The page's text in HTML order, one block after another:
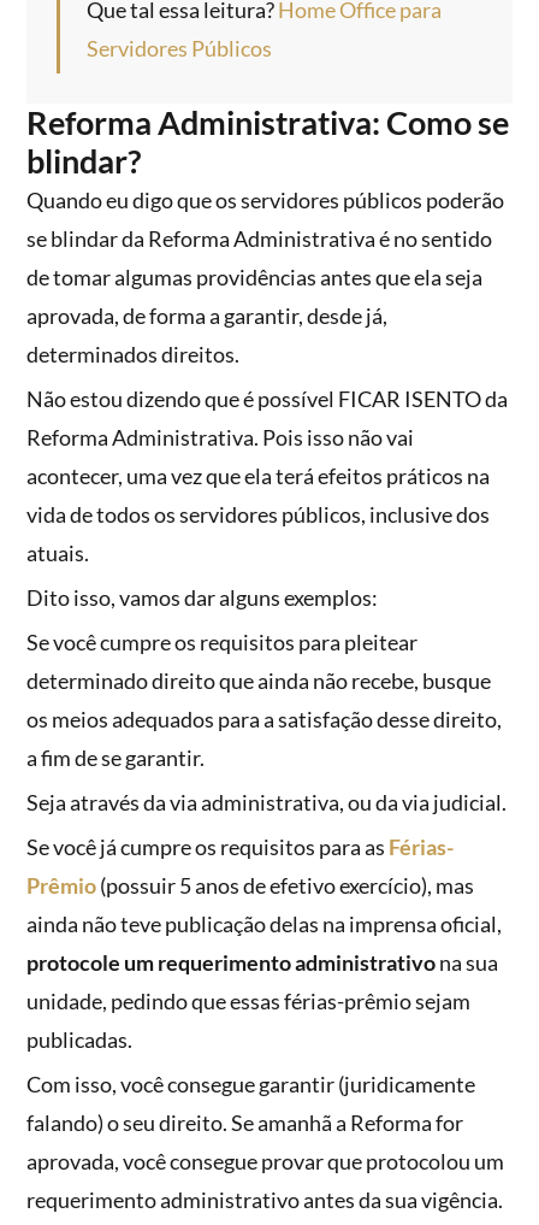
Que tal essa leitura?Home Office para
Servidores Públicos
Reforma Administrativa: Como se
blindar?
Quando eu digo que os servidores públicos poderão
se blindar da Reforma Administrativa é no sentido
de tomar algumas providências antes que ela seja
aprovada, de forma a garantir, desde já,
determinados direitos.
Não estou dizendo que é possível FICAR ISENTO da
Reforma Administrativa. Pois isso não vai
acontecer, uma vez que ela terá efeitos práticos na
vida de todos os servidores públicos, inclusive dos
atuais.
Dito isso, vamos dar alguns exemplos:
Se você cumpre os requisitos para pleitear
determinado direito que ainda não recebe, busque
os meios adequados para a satisfação desse direito,
a fim de se garantir.
Seja através da via administrativa, ou da via judicial.
Se você já cumpre os requisitos para as Férias-
Prêmio(possuir 5 anos de efetivo exercício), mas
ainda não teve publicação delas na imprensa oficial,
protocole um requerimento administrativona sua
unidade, pedindo que essas férias-prêmio sejam
publicadas.
Com isso, você consegue garantir (juridicamente
falando) o seu direito. Se amanhã a Reforma for
aprovada, você consegue provar que protocolou um
requerimento administrativo antes da sua vigência.